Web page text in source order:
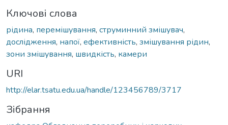
Ключові слова
рідина, перемішування, струминний змішувач,
дослідження, напої, ефективність, змішування рідин,
зони змішування, швидкість, камери
URI
http://elar.tsatu.edu.ua/handle/123456789/3717
Зібрання